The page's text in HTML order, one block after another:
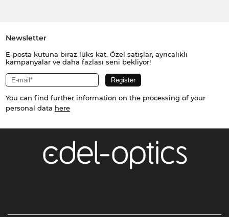
Newsletter
E-posta kutuna biraz lüks kat. Özel satışlar, ayrıcalıklı
kampanyalar ve daha fazlası seni bekliyor!
You can find further information on the processing of your
personal data here